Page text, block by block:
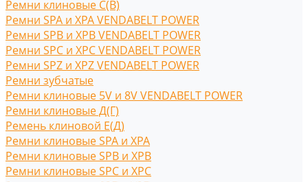
Ремни клиновые С(B)
Ремни SPA и XPA VENDABELT POWER
Ремни SPB и XPB VENDABELT POWER
Ремни SPC и XPC VENDABELT POWER
Ремни SPZ и XPZ VENDABELT POWER
Ремни зубчатые
Ремни клиновые 5V и 8V VENDABELT POWER
Ремни клиновые Д(Г)
Ремень клиновой Е(Д)
Ремни клиновые SPA и XPA
Ремни клиновые SPB и XPB
Ремни клиновые SPC и XPC